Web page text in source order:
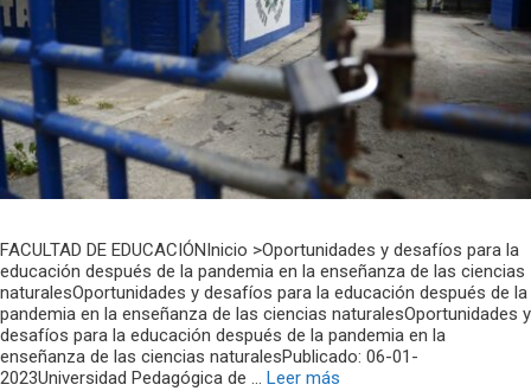
FACULTAD DE EDUCACIÓNInicio >Oportunidades y desafíos para la
educación después de la pandemia en la enseñanza de las ciencias
naturalesOportunidades y desafíos para la educación después de la
pandemia en la enseñanza de las ciencias naturalesOportunidades y
desafíos para la educación después de la pandemia en la
enseñanza de las ciencias naturalesPublicado: 06-01-
2023Universidad Pedagógica de … Leer más